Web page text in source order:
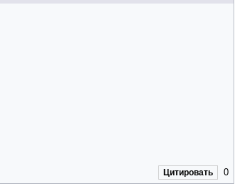
Цитировать 0